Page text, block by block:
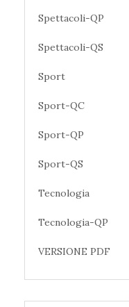
Spettacoli-QP
Spettacoli-QS
Sport
Sport-QC
Sport-QP
Sport-QS
Tecnologia
Tecnologia-QP
VERSIONE PDF